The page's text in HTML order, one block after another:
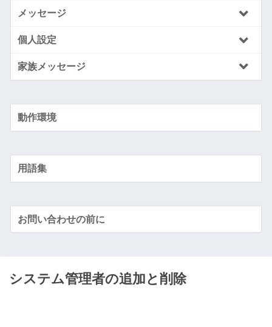
メッセージ
個人設定
家族メッセージ
動作環境
用語集
お問い合わせの前に
システム管理者の追加と削除